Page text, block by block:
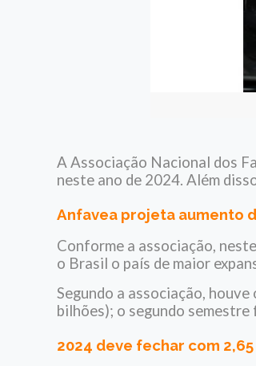
A Associação Nacional dos
neste ano de 2024. Além
Anfavea projeta aumento
Conforme a associação,
o Brasil o país de maior
Segundo a associação,
bilhões); o segundo
2024 deve fechar com